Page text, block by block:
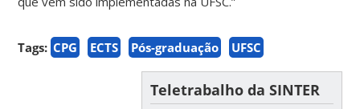
Tags: CPG ECTS Pós-graduação UFSC
Teletrabalho da SINTER